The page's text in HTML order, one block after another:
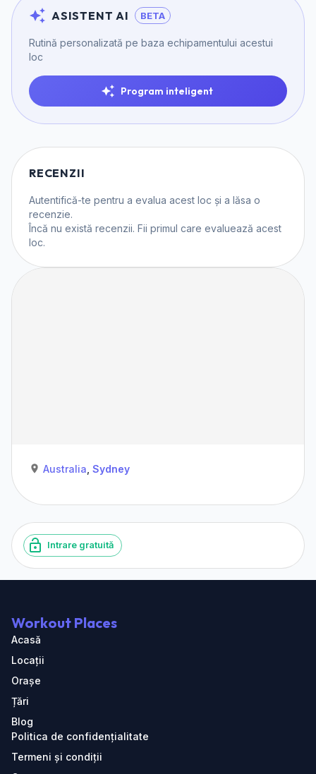
ASISTENT AI BETA
Rutină personalizată pe baza echipamentului acestui
loc
Program inteligent
RECENZII
Autentifică-te pentru a evalua acest loc și a lăsa o
recenzie.
Încă nu există recenzii. Fii primul care evaluează acest
loc.
Australia Sydney
Intrare gratuită
Workout Places
Acasă
Locații
Orașe
Țări
Blog
Politica de confidențialitate
Termeni și condiții